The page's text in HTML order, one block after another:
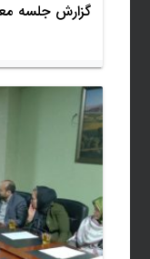
گزارش جلسه